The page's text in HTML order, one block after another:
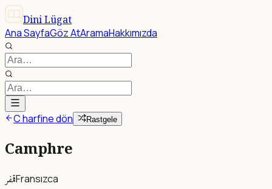
Dini Lügat
Ana SayfaGöz AtAramaHakkımızda
C harfine dön Rastgele
Camphre
قمفرFransızca